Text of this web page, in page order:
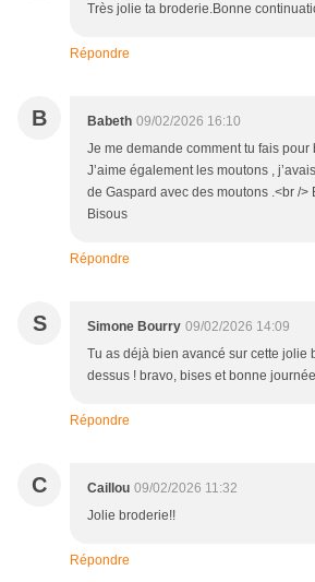
Très jolie ta broderie.Bonne
Répondre
B Babeth 09/02/2026 16:10
Je me demande comment tu fais pour
J’aime également les moutons ,
de Gaspard avec des moutons .<br />
Bisous
Répondre
S Simone Bourry 09/02/2026 14:09
Tu as déjà bien avancé sur cette jolie
dessus ! bravo, bises et bonne journée
Répondre
C Caillou 09/02/2026 11:32
Jolie broderie!!
Répondre